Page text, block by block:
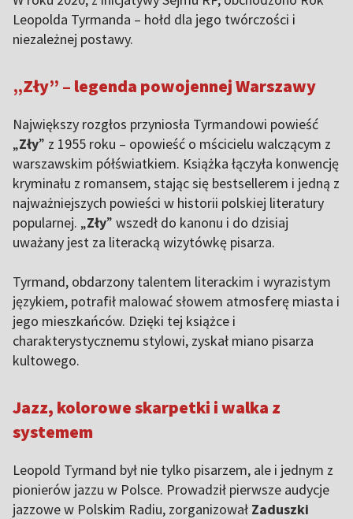
Leopolda Tyrmanda – hołd dla jego twórczości i
niezależnej postawy.
„Zły” – legenda powojennej Warszawy
Największy rozgłos przyniosła Tyrmandowi powieść
„Zły” z 1955 roku – opowieść o mścicielu walczącym z
warszawskim półświatkiem. Książka łączyła konwencję
kryminału z romansem, stając się bestsellerem i jedną z
najważniejszych powieści w historii polskiej literatury
popularnej. „Zły” wszedł do kanonu i do dzisiaj
uważany jest za literacką wizytówkę pisarza.
Tyrmand, obdarzony talentem literackim i wyrazistym
językiem, potrafił malować słowem atmosferę miasta i
jego mieszkańców. Dzięki tej książce i
charakterystycznemu stylowi, zyskał miano pisarza
kultowego.
Jazz, kolorowe skarpetki i walka z
systemem
Leopold Tyrmand był nie tylko pisarzem, ale i jednym z
pionierów jazzu w Polsce. Prowadził pierwsze audycje
jazzowe w Polskim Radiu, zorganizował Zaduszki